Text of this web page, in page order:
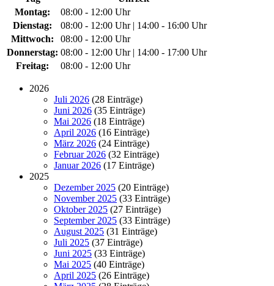
Montag:
08:00 - 12:00 Uhr
Dienstag:
08:00 - 12:00 Uhr | 14:00 - 16:00 Uhr
Mittwoch:
08:00 - 12:00 Uhr
Donnerstag: 08:00 - 12:00 Uhr | 14:00 - 17:00 Uhr
Freitag:
08:00 - 12:00 Uhr
2026
Juli 2026 (28 Einträge)
Juni 2026 (35 Einträge)
Mai 2026 (18 Einträge)
April 2026 (16 Einträge)
März 2026 (24 Einträge)
Februar 2026 (32 Einträge)
Januar 2026 (17 Einträge)
2025
Dezember 2025 (20 Einträge)
November 2025 (33 Einträge)
Oktober 2025 (27 Einträge)
September 2025 (33 Einträge)
August 2025 (31 Einträge)
Juli 2025 (37 Einträge)
Juni 2025 (33 Einträge)
Mai 2025 (40 Einträge)
April 2025 (26 Einträge)